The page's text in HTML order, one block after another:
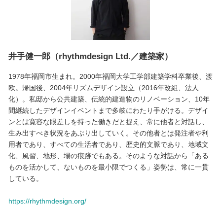
井手健一郎（rhythmdesign Ltd.／建築家）
1978年福岡市生まれ。2000年福岡大学工学部建築学科卒業後、渡
欧。帰国後、2004年リズムデザイン設立（2016年改組、法人
化）。私邸から公共建築、伝統的建造物のリノベーション、10年
間継続したデザインイベントまで多岐にわたり手がける。デザイ
ンとは寛容な眼差しを持った働きだと捉え、常に他者と対話し、
生み出すべき状況をあぶり出していく。その他者とは発注者や利
用者であり、すべての生活者であり、歴史的文脈であり、地域文
化、風習、地形、場の痕跡でもある。そのような対話から「ある
ものを活かして、ないものを最小限でつくる」姿勢は、常に一貫
している。
https://rhythmdesign.org/